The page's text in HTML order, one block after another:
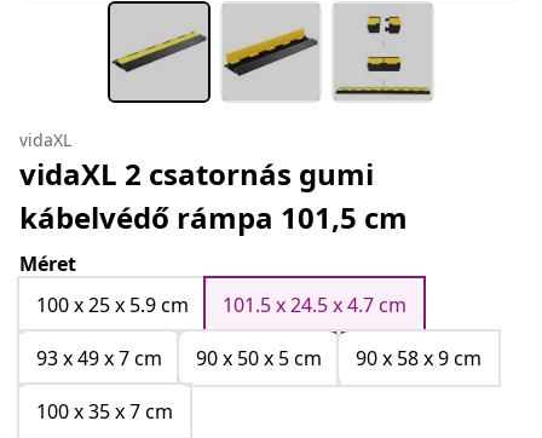
vidaXL
vidaXL 2 csatornás gumi
kábelvédő rámpa 101,5 cm
Méret
100 x 25 x 5.9 cm
101.5 x 24.5 x 4.7 cm
93 x 49 x 7 cm
90 x 50 x 5 cm
90 x 58 x 9 cm
100 x 35 x 7 cm